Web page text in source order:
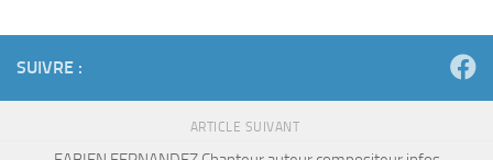
SUIVRE :
ARTICLE SUIVANT